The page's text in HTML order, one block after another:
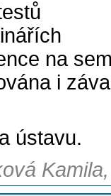
na
i
ústavu.